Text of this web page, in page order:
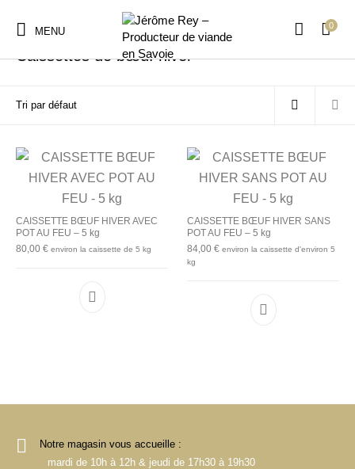
MENU
0
Accueil / Colis Caissettes de bœuf hiver
Caissettes de bœuf hiver
CAISSETTE BŒUF HIVER AVEC
POT AU FEU – 5 kg
80,00 € environ la caissette de 5 kg
CAISSETTE BŒUF HIVER SANS
POT AU FEU – 5 kg
84,00 € environ la caissette d'environ 5
kg
Notre magasin vous accueille :
mardi de 10h à 12h & jeudi de 17h30 à 19h30